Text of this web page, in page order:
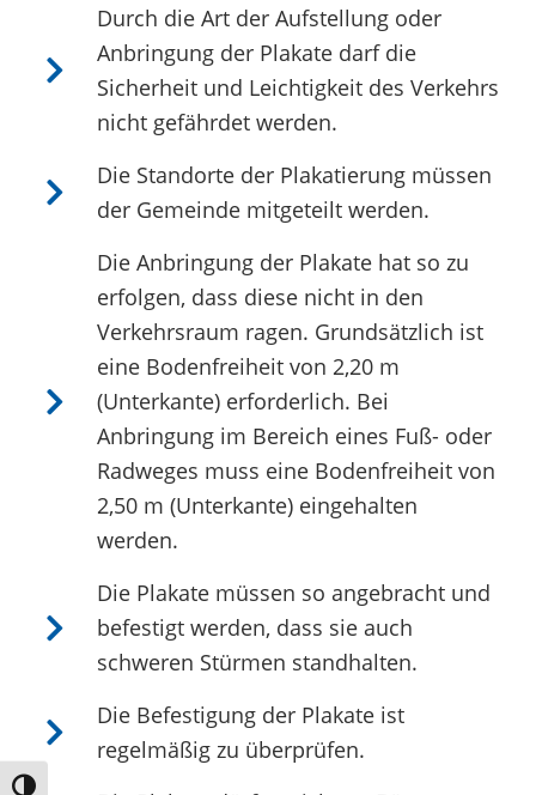
Durch die Art der Aufstellung oder
Anbringung der Plakate darf die
Sicherheit und Leichtigkeit des Verkehrs
nicht gefährdet werden.
Die Standorte der Plakatierung müssen
der Gemeinde mitgeteilt werden.
Die Anbringung der Plakate hat so zu
erfolgen, dass diese nicht in den
Verkehrsraum ragen. Grundsätzlich ist
eine Bodenfreiheit von 2,20 m
(Unterkante) erforderlich. Bei
Anbringung im Bereich eines Fuß- oder
Radweges muss eine Bodenfreiheit von
2,50 m (Unterkante) eingehalten
werden.
Die Plakate müssen so angebracht und
befestigt werden, dass sie auch
schweren Stürmen standhalten.
Die Befestigung der Plakate ist
regelmäßig zu überprüfen.